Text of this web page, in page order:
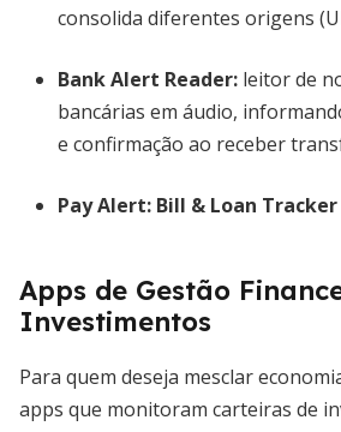
consolida diferentes origens
Bank Alert Reader: leitor de
bancárias em áudio,
e confirmação ao receber
Pay Alert: Bill & Loan Tracker
Apps de Gestão
Investimentos
Para quem deseja mesclar
apps que monitoram carteiras de